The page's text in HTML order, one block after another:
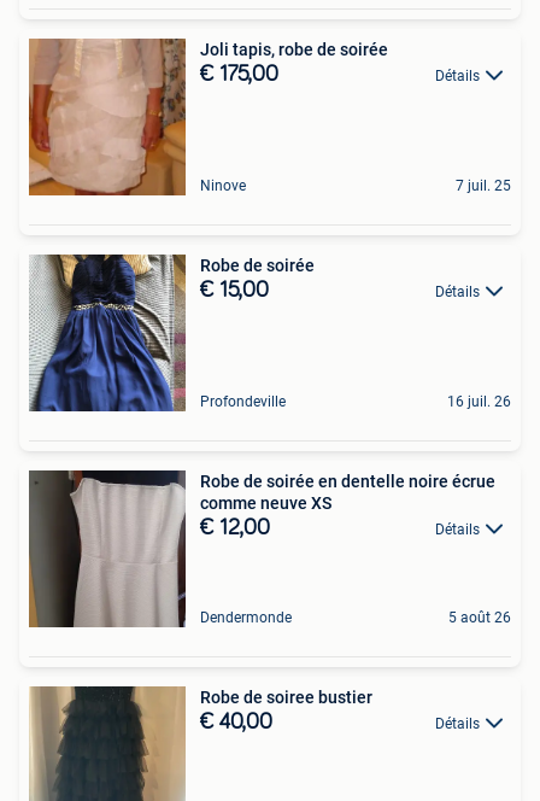
Joli tapis, robe de soirée
€ 175,00 Détails
Ninove 7 juil. 25
Robe de soirée
€ 15,00 Détails
Profondeville 16 juil. 26
Robe de soirée en dentelle noire écrue
comme neuve XS
€ 12,00 Détails
Dendermonde 5 août 26
Robe de soiree bustier
€ 40,00 Détails